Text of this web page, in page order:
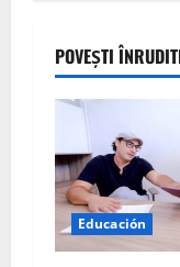
POVEȘTI
Educación